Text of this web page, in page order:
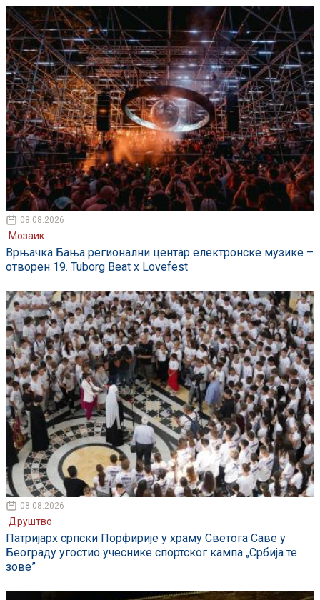
08.08.2026
Мозаик
Врњачка Бања регионални центар електронске музике –
отворен 19. Tuborg Beat x Lovefest
08.08.2026
Друштво
Патријарх српски Порфирије у храму Светога Саве у
Београду угостио учеснике спортског кампа „Србија те
зове”